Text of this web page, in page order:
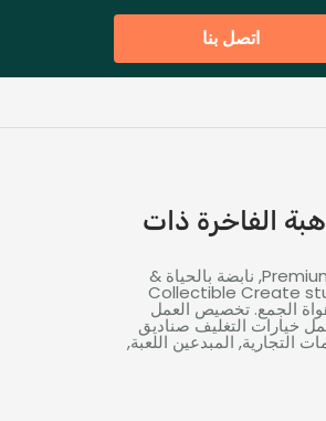
اتصل بنا
الفاخرة ذات
Collectible Create
الجمع. تخصيص العمل
خيارات التغليف صناديق
التجارية, المبدعين اللعبة,